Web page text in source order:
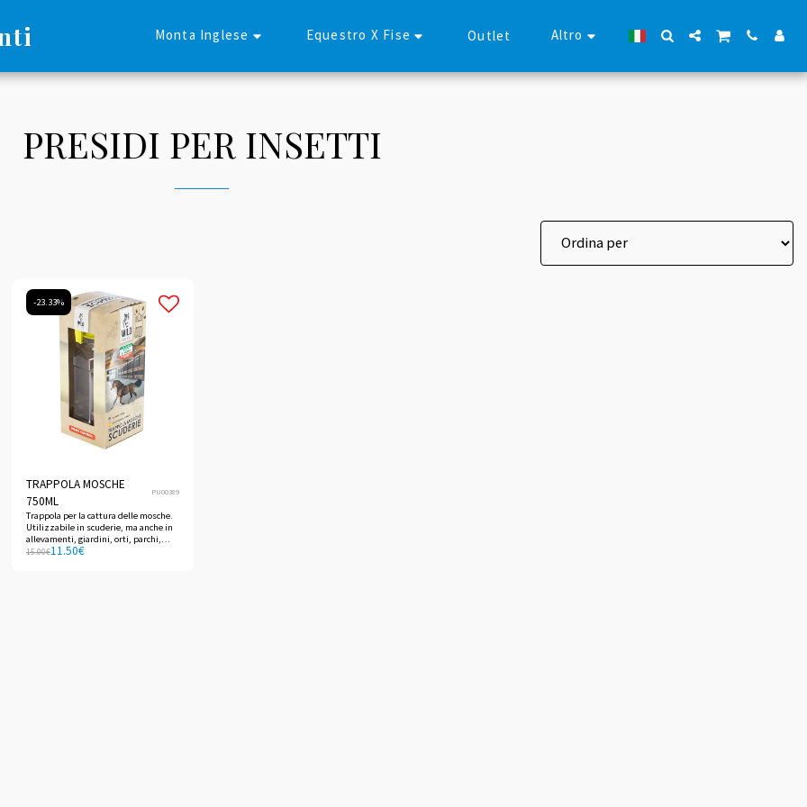
Monta Inglese Equestro X Fise Outlet Altro
PRESIDI PER INSETTI
-23.33%
TRAPPOLA MOSCHE
750ML
PU00389
Trappola per la cattura delle mosche.
Utilizzabile in scuderie, ma anche in
allevamenti, giardini, orti, parchi,
spazi all'aperto e aree verdi.
15.00€11.50€